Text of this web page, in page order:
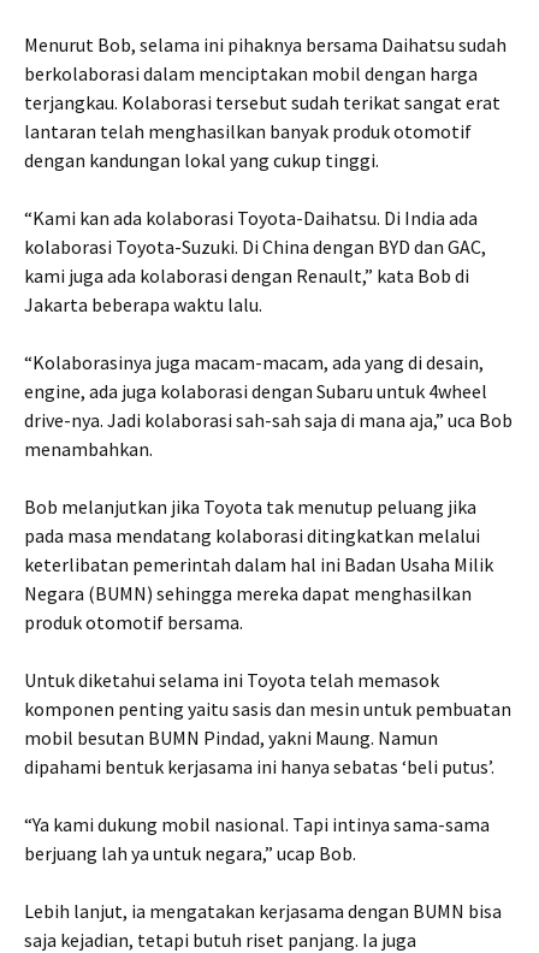
Menurut Bob, selama ini pihaknya bersama Daihatsu sudah
berkolaborasi dalam menciptakan mobil dengan harga
terjangkau. Kolaborasi tersebut sudah terikat sangat erat
lantaran telah menghasilkan banyak produk otomotif
dengan kandungan lokal yang cukup tinggi.
“Kami kan ada kolaborasi Toyota-Daihatsu. Di India ada
kolaborasi Toyota-Suzuki. Di China dengan BYD dan GAC,
kami juga ada kolaborasi dengan Renault,” kata Bob di
Jakarta beberapa waktu lalu.
“Kolaborasinya juga macam-macam, ada yang di desain,
engine, ada juga kolaborasi dengan Subaru untuk 4wheel
drive-nya. Jadi kolaborasi sah-sah saja di mana aja,” uca Bob
menambahkan.
Bob melanjutkan jika Toyota tak menutup peluang jika
pada masa mendatang kolaborasi ditingkatkan melalui
keterlibatan pemerintah dalam hal ini Badan Usaha Milik
Negara (BUMN) sehingga mereka dapat menghasilkan
produk otomotif bersama.
Untuk diketahui selama ini Toyota telah memasok
komponen penting yaitu sasis dan mesin untuk pembuatan
mobil besutan BUMN Pindad, yakni Maung. Namun
dipahami bentuk kerjasama ini hanya sebatas ‘beli putus’.
“Ya kami dukung mobil nasional. Tapi intinya sama-sama
berjuang lah ya untuk negara,” ucap Bob.
Lebih lanjut, ia mengatakan kerjasama dengan BUMN bisa
saja kejadian, tetapi butuh riset panjang. Ia juga